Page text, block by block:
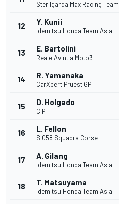
Sterilgarda Max Racing Team
12 Y. Kunii
Idemitsu Honda Team Asia
13 E. Bartolini
Reale Avintia Moto3
14 R. Yamanaka
CarXpert PruestlGP
15 D. Holgado
CIP
16 L. Fellon
SIC58 Squadra Corse
17 A. Gilang
Idemitsu Honda Team Asia
18 T. Matsuyama
Idemitsu Honda Team Asia